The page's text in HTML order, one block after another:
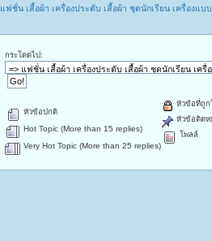
แฟชั่น เสื้อผ้า เครื่องประดับ เสื้อผ้า ชุดนักเรียน เครื่องแ
กระโดดไป:
หัวข้อปกติ
Hot Topic (More than 15 replies)
Very Hot Topic (More than 25 replies)
หัวข้อที่ถู
หัวข้อติดห
โพลล์